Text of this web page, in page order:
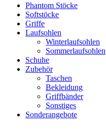
Phantom Stöcke
Softstöcke
Griffe
Laufsohlen
Winterlaufsohlen
Sommerlaufsohlen
Schuhe
Zubehör
Taschen
Bekleidung
Griffbänder
Sonstiges
Sonderangebote